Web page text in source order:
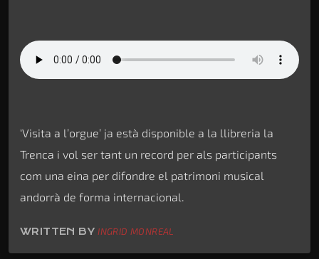
‘Visita a l’orgue’ ja està disponible a la llibreria la
Trenca i vol ser tant un record per als participants
com una eina per difondre el patrimoni musical
andorrà de forma internacional.
WRITTEN BYINGRID MONREAL